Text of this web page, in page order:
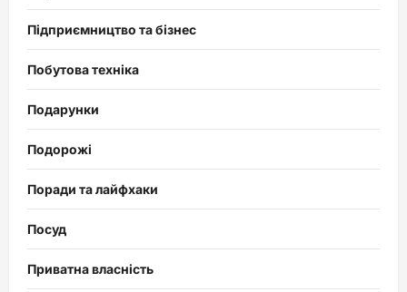
Підприємництво та бізнес
Побутова техніка
Подарунки
Подорожі
Поради та лайфхаки
Посуд
Приватна власність